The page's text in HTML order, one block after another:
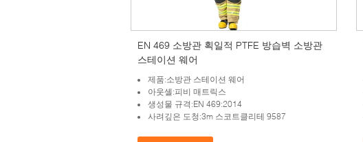
EN 469 소방관 획일적 PTFE 방습벽 소방관
스테이션 웨어
제품:소방관 스테이션 웨어
아웃셸:피비 매트릭스
생성물 규격:EN 469:2014
사려깊은 도청:3m 스코트클리테 9587